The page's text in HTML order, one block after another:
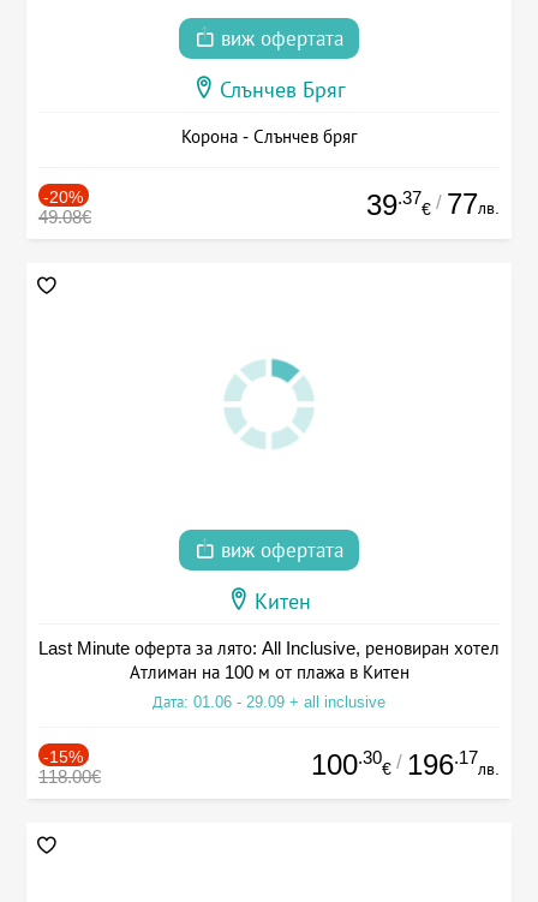
виж офертата
Слънчев Бряг
Корона - Слънчев бряг
-20%
49.08€ 39.37
€ / 77лв.
виж офертата
Китен
Last Minute оферта за лято: All Inclusive, реновиран хотел
Атлиман на 100 м от плажа в Китен
Дата: 01.06 - 29.09 + all inclusive
-15%
118.00€ 100.30
€ / 196.17
лв.